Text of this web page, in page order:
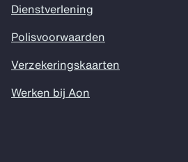
Dienstverlening
Polisvoorwaarden
Verzekeringskaarten
Werken bij Aon